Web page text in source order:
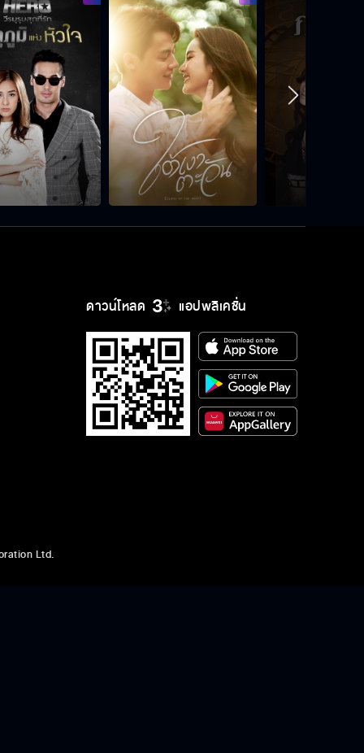
ไม่มีทางเหลือหลักฐาน
อยากหนีไปไหนก็ไปไม่ได้
คนอย่างฉันไม่มีวันหึงคุณ
เธอต้องรู้จักเคารพและให้เกียรติพี่
มากกว่านี้
ดาวน์โหลด แอปพลิเคชั่น
Ltd.